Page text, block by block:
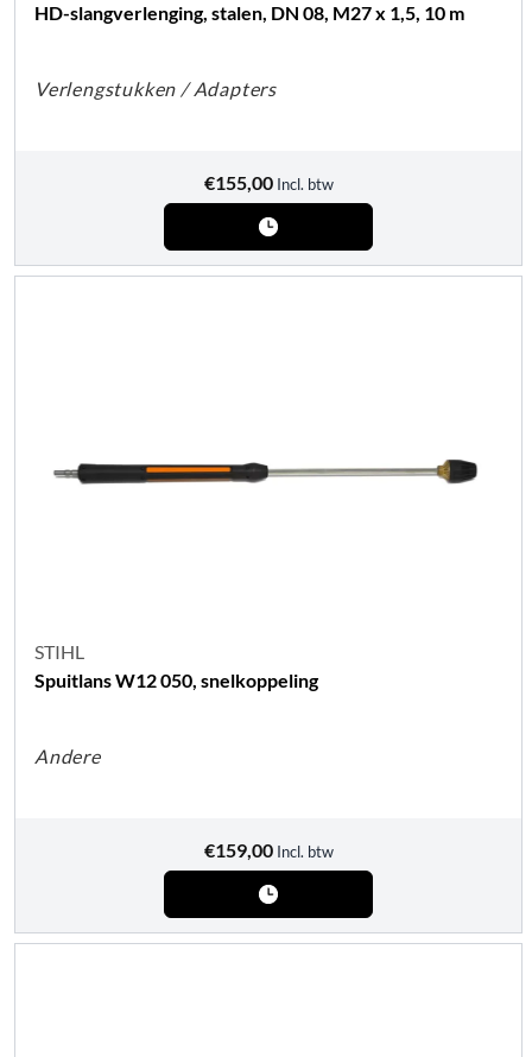
HD-slangverlenging, stalen, DN 08, M27 x 1,5, 10 m
Verlengstukken / Adapters
€155,00 Incl. btw
STIHL
Spuitlans W12 050, snelkoppeling
Andere
€159,00 Incl. btw